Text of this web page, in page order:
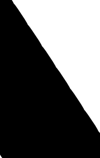
ПАО "КАМАЗ"
клиента и поставщика